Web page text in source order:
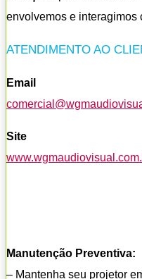
envolvemos e interagimos
ATENDIMENTO AO
Email
Site
Manutenção Preventiva:
– Mantenha seu projetor